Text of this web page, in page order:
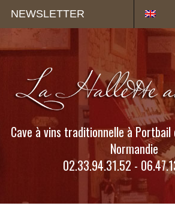
NEWSLETTER
Cave à vins traditionnelle à Portbail
Normandie
02.33.94.31.52 -
Panneau de gestion des cookies